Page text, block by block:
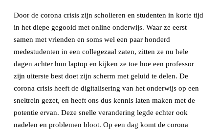
a
c
o
Door de corona crisis zijn scholieren en studenten in korte tijd
in het diepe gegooid met online onderwijs. Waar ze eerst
samen met vrienden en soms wel een paar honderd
medestudenten in een collegezaal zaten, zitten ze nu hele
dagen achter hun laptop en kijken ze toe hoe een professor
zijn uiterste best doet zijn scherm met geluid te delen. De
corona crisis heeft de digitalisering van het onderwijs op een
sneltrein gezet, en heeft ons dus kennis laten maken met de
potentie ervan. Deze snelle verandering legde echter ook
nadelen en problemen bloot. Op een dag komt de corona